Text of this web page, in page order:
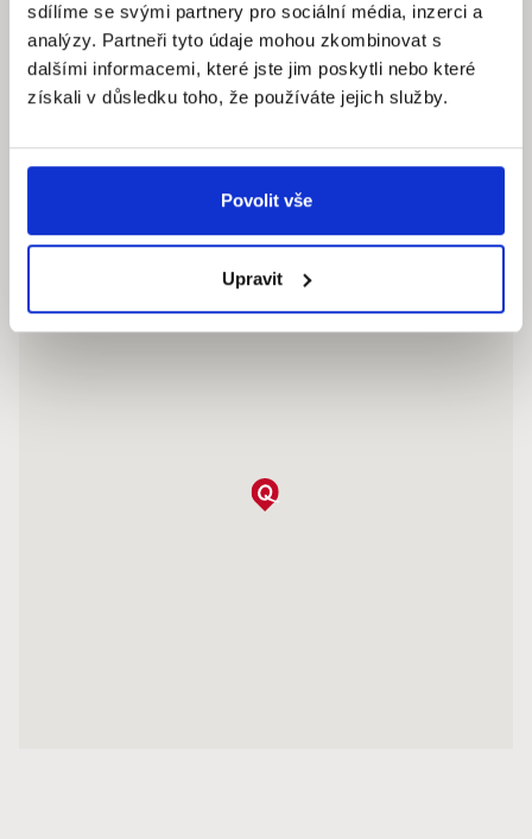
sdílíme se svými partnery pro sociální média, inzerci a
analýzy. Partneři tyto údaje mohou zkombinovat s
dalšími informacemi, které jste jim poskytli nebo které
získali v důsledku toho, že používáte jejich služby.
Povolit vše
Upravit
Quantum reality, spol. s r.o.
Šafaříkova 201/17
120 00 Praha 2 – Vinohrady
IČ: 290‍ 32‍ 792
info@quantumreality.cz
+420 730 154 732/+420 273 134 681